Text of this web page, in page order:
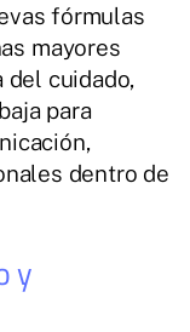
fórmulas
mayores
del cuidado,
para
dentro de
y